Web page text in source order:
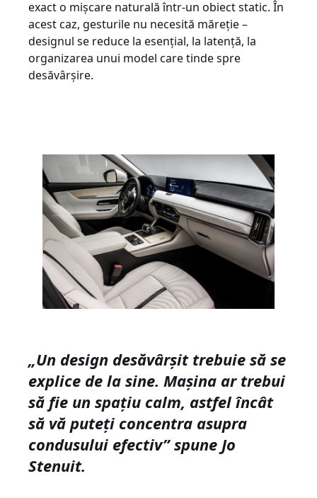
exact o mișcare naturală într-un obiect static. În
acest caz, gesturile nu necesită măreție –
designul se reduce la esențial, la latență, la
organizarea unui model care tinde spre
desăvârşire.
„Un design desăvârșit trebuie să se
explice de la sine. Mașina ar trebui
să fie un spațiu calm, astfel încât
să vă puteți concentra asupra
condusului efectiv”spune Jo
Stenuit.